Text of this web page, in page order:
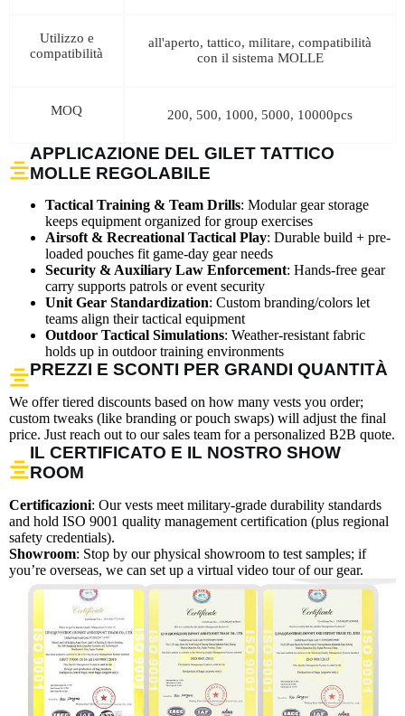
Utilizzo e
compatibilità
all'aperto, tattico, militare, compatibilità
con il sistema MOLLE
MOQ 200, 500, 1000, 5000, 10000pcs
APPLICAZIONE DEL GILET TATTICO
MOLLE REGOLABILE
Tactical Training & Team Drills: Modular gear storage
keeps equipment organized for group exercises
Airsoft & Recreational Tactical Play: Durable build + pre-
loaded pouches fit game-day gear needs
Security & Auxiliary Law Enforcement: Hands-free gear
carry supports patrols or event security
Unit Gear Standardization: Custom branding/colors let
teams align their tactical equipment
Outdoor Tactical Simulations: Weather-resistant fabric
holds up in outdoor training environments
PREZZI E SCONTI PER GRANDI QUANTITÀ
We offer tiered discounts based on how many vests you order;
custom tweaks (like branding or pouch swaps) will adjust the final
price. Just reach out to our sales team for a personalized B2B quote.
IL CERTIFICATO E IL NOSTRO SHOW
ROOM
Certificazioni: Our vests meet military-grade durability standards
and hold ISO 9001 quality management certification (plus regional
safety credentials).
Showroom: Stop by our physical showroom to test samples; if
you’re overseas, we can set up a virtual video tour of our gear.